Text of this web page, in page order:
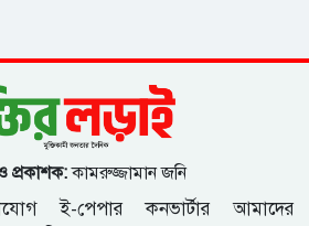
প্রকাশক:কামরুজ্জামান জনি
ই-পেপার কনভার্টার
আমাদের